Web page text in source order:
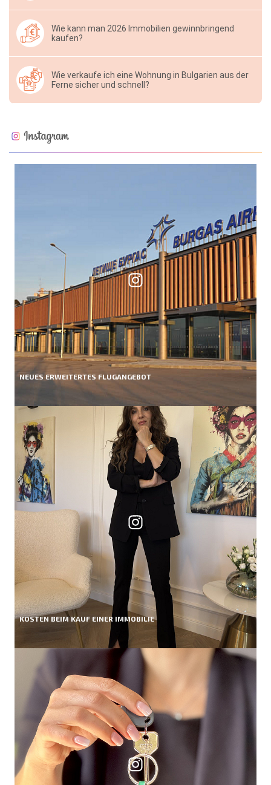
Wie kann man 2026 Immobilien gewinnbringend
kaufen?
Wie verkaufe ich eine Wohnung in Bulgarien aus der
Ferne sicher und schnell?
NEUES ERWEITERTES FLUGANGEBOT
KOSTEN BEIM KAUF EINER IMMOBILIE